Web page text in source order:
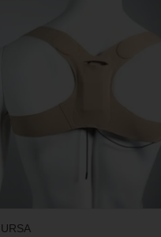
ZUM WARENKORB HINZUFÜGEN
URSA